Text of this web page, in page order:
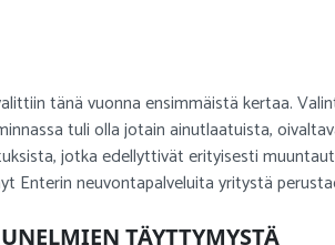
tänä vuonna ensimmäistä kertaa.
tuli olla jotain ainutlaatuista,
jotka edellyttivät erityisesti
Enterin neuvontapalveluita yritystä
TÄYTTYMYSTÄ